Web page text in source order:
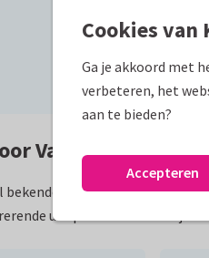
Vaderdag
en minder bekende
uitspraken waarmee je
Cookies van
Ga je akkoord met
verbeteren, het
aan te bieden?
Accepteren